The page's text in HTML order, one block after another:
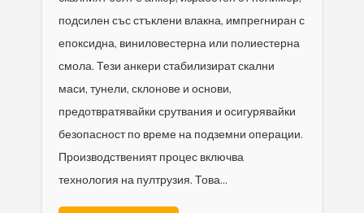
подсилен със стъклени влакна, импрегниран с
епоксидна, виниловестерна или полиестерна
смола. Тези анкери стабилизират скални
маси, тунели, склонове и основи,
предотвратявайки срутвания и осигурявайки
безопасност по време на подземни операции.
Производственият процес включва
технология на пултрузия. Това...